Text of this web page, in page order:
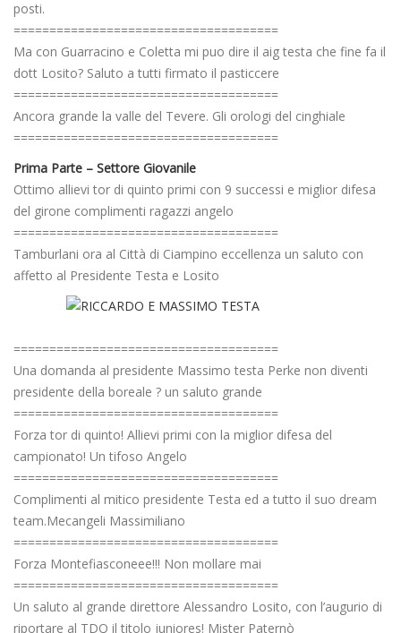
posti.
=====================================
Ma con Guarracino e Coletta mi puo dire il aig testa che fine fa il
dott Losito? Saluto a tutti firmato il pasticcere
=====================================
Ancora grande la valle del Tevere. Gli orologi del cinghiale
=====================================
Prima Parte – Settore Giovanile
Ottimo allievi tor di quinto primi con 9 successi e miglior difesa
del girone complimenti ragazzi angelo
=====================================
Tamburlani ora al Città di Ciampino eccellenza un saluto con
affetto al Presidente Testa e Losito
=====================================
Una domanda al presidente Massimo testa Perke non diventi
presidente della boreale ? un saluto grande
=====================================
Forza tor di quinto! Allievi primi con la miglior difesa del
campionato! Un tifoso Angelo
=====================================
Complimenti al mitico presidente Testa ed a tutto il suo dream
team.Mecangeli Massimiliano
=====================================
Forza Montefiasconeee!!! Non mollare mai
=====================================
Un saluto al grande direttore Alessandro Losito, con l’augurio di
riportare al TDQ il titolo juniores! Mister Paternò